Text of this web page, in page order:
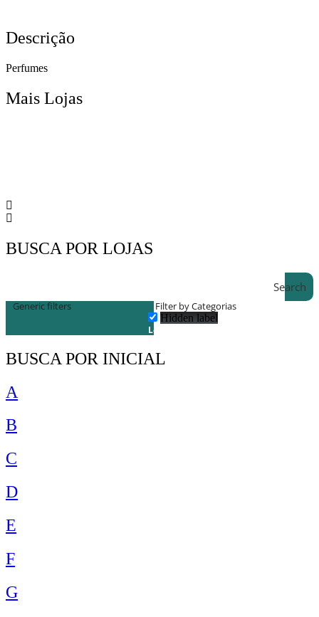
Descrição
Perfumes
Mais Lojas
BUSCA POR LOJAS
Search
Generic filters Filter by Categorias
Hidden label
Lojas
BUSCA POR INICIAL
A
B
C
D
E
F
G